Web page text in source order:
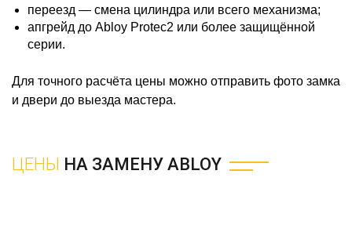
переезд — смена цилиндра или всего механизма;
апгрейд до Abloy Protec2 или более защищённой
серии.
Для точного расчёта цены можно отправить фото замка
и двери до выезда мастера.
ЦЕНЫ НА ЗАМЕНУ ABLOY